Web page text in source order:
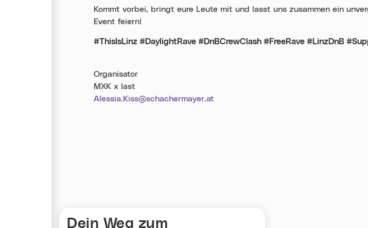
Kommt vorbei, bringt eure Leute mit und lasst uns zusammen ein
Event feiern!
#ThisIsLinz #DaylightRave #DnBCrewClash #FreeRave #LinzDnB
Organisator
MXK x last
Alessia.Kiss@schachermayer.at
Dein Weg zum